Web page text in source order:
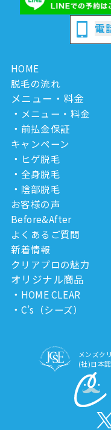
電
HOME
脱毛の流れ
メニュー・料金
メニュー・料金
前払金保証
キャンペーン
ヒゲ脱毛
全身脱毛
陰部脱毛
お客様の声
Before&After
よくあるご質問
新着情報
クリアプロの魅力
オリジナル商品
HOME CLEAR
C’s（シーズ）
メンズク
(社)日本